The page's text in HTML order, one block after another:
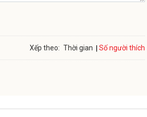
Xếp theo: Thời gian Số người thích